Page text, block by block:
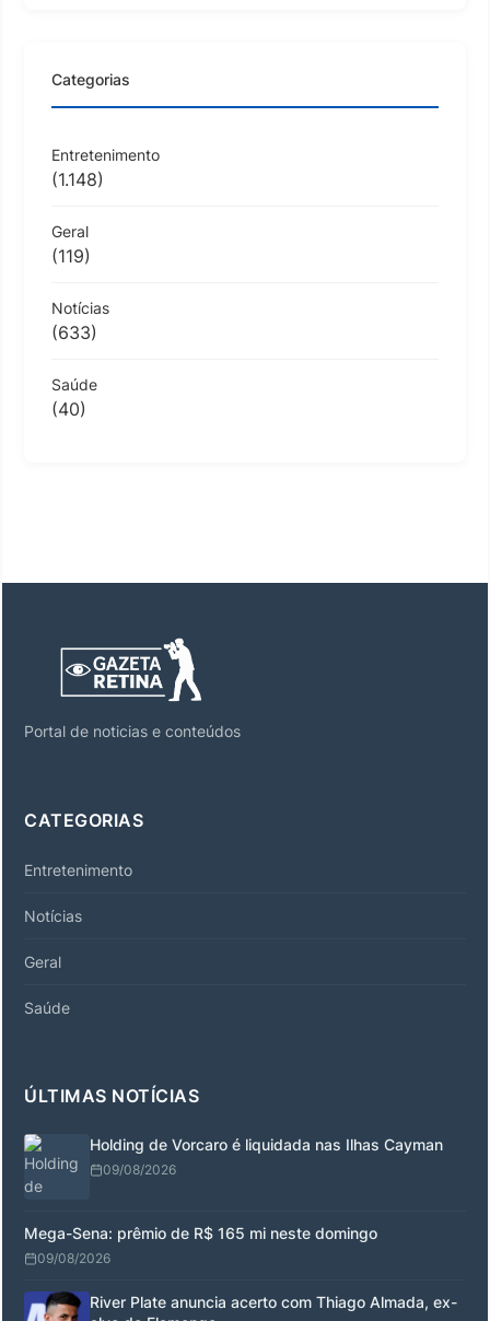
Categorias
Entretenimento
(1.148)
Geral
(119)
Notícias
(633)
Saúde
(40)
Portal de noticias e conteúdos
CATEGORIAS
Entretenimento
Notícias
Geral
Saúde
ÚLTIMAS NOTÍCIAS
Holding de Vorcaro é liquidada nas Ilhas Cayman
09/08/2026
Mega-Sena: prêmio de R$ 165 mi neste domingo
09/08/2026
River Plate anuncia acerto com Thiago Almada, ex-